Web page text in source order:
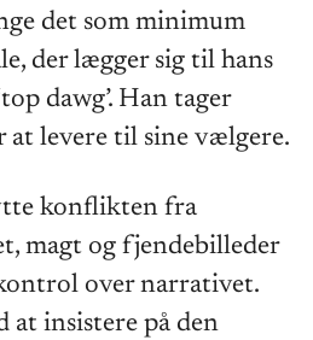
det som minimum
der lægger sig til hans
dawg’. Han tager
at levere til sine vælgere.
konflikten fra
magt og fjendebilleder
over narrativet.
at insistere på den